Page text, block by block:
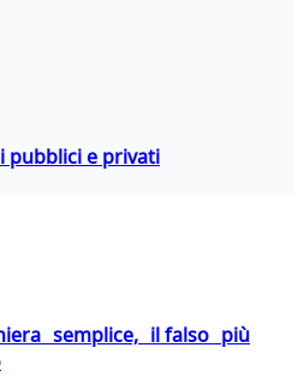
pubblici e privati
semplice, il falso più